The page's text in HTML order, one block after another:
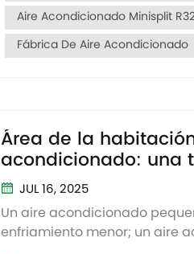
Aire Acondicionado Minisplit
Fábrica De Aire Acondicionado
Área de la
acondicionado: una
selección entre
JUL 16, 2025
Un aire acondicionado
enfriamiento menor; un aire